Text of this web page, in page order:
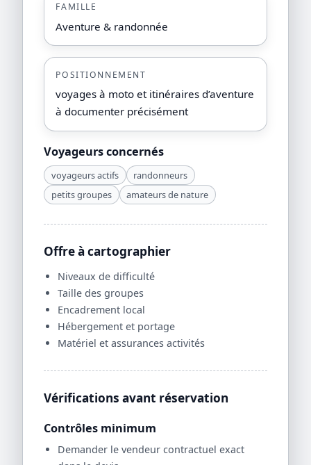
FAMILLE
Aventure & randonnée
POSITIONNEMENT
voyages à moto et itinéraires d’aventure
à documenter précisément
Voyageurs concernés
voyageurs actifs
randonneurs
petits groupes
amateurs de nature
Offre à cartographier
Niveaux de difficulté
Taille des groupes
Encadrement local
Hébergement et portage
Matériel et assurances activités
Vérifications avant réservation
Contrôles minimum
Demander le vendeur contractuel exact